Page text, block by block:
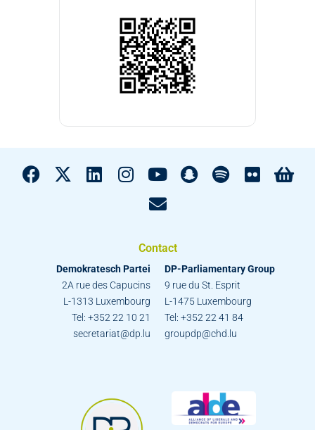
Contact
Demokratesch Partei
2A rue des Capucins
L-1313 Luxembourg
Tel: +352 22 10 21
secretariat@dp.lu
DP-Parliamentary Group
9 rue du St. Esprit
L-1475 Luxembourg
Tel: +352 22 41 84
groupdp@chd.lu